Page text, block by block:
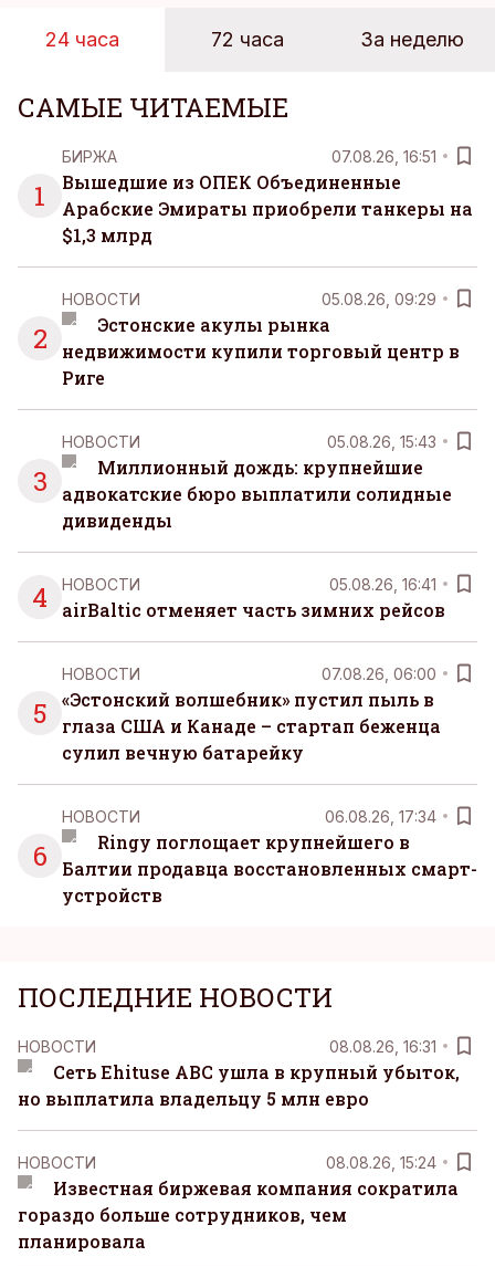
24 часа 72 часа За неделю
САМЫЕ ЧИТАЕМЫЕ
1
БИРЖА 07.08.26, 16:51
Вышедшие из ОПЕК Объединенные
Арабские Эмираты приобрели танкеры на
$1,3 млрд
2
НОВОСТИ 05.08.26, 09:29
Эстонские акулы рынка
недвижимости купили торговый центр в
Риге
3
НОВОСТИ 05.08.26, 15:43
Миллионный дождь: крупнейшие
адвокатские бюро выплатили солидные
дивиденды
4 НОВОСТИ 05.08.26, 16:41
airBaltic отменяет часть зимних рейсов
5
НОВОСТИ 07.08.26, 06:00
«Эстонский волшебник» пустил пыль в
глаза США и Канаде – стартап беженца
сулил вечную батарейку
6
НОВОСТИ 06.08.26, 17:34
Ringy поглощает крупнейшего в
Балтии продавца восстановленных смарт-
устройств
ПОСЛЕДНИЕ НОВОСТИ
НОВОСТИ 08.08.26, 16:31
Сеть Ehituse ABC ушла в крупный убыток,
но выплатила владельцу 5 млн евро
НОВОСТИ 08.08.26, 15:24
Известная биржевая компания сократила
гораздо больше сотрудников, чем
планировала